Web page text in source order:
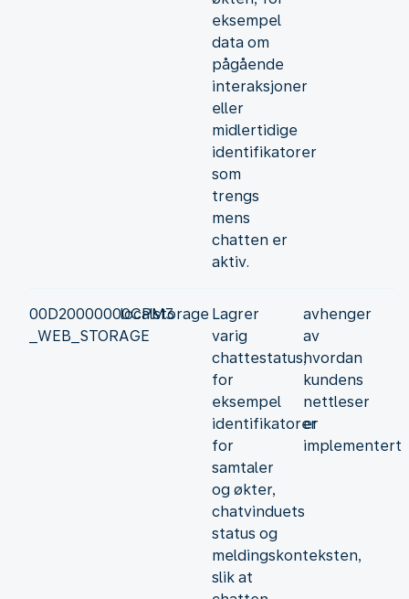
eksempel
data om
pågående
interaksjoner
eller
midlertidige
identifikatorer
som
trengs
mens
chatten er
aktiv.
00D20000000CPM3
_WEB_STORAGE
localstorage Lagrer
varig
chattestatus,
for
eksempel
identifikatorer
for
samtaler
og økter,
chatvinduets
status og
meldingskonteksten,
slik at
avhenger
av
hvordan
kundens
nettleser
er
implementert